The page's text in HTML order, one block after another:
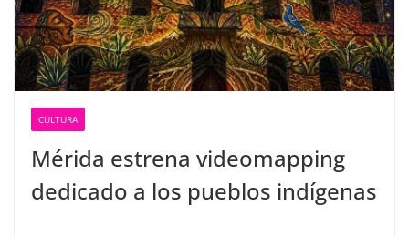
CULTURA
Mérida estrena videomapping
dedicado a los pueblos indígenas